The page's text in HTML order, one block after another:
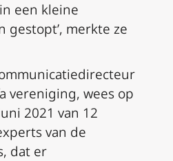
een kleine
gestopt’, merkte ze
vereniging, wees op
2021 van 12
van de
dat er